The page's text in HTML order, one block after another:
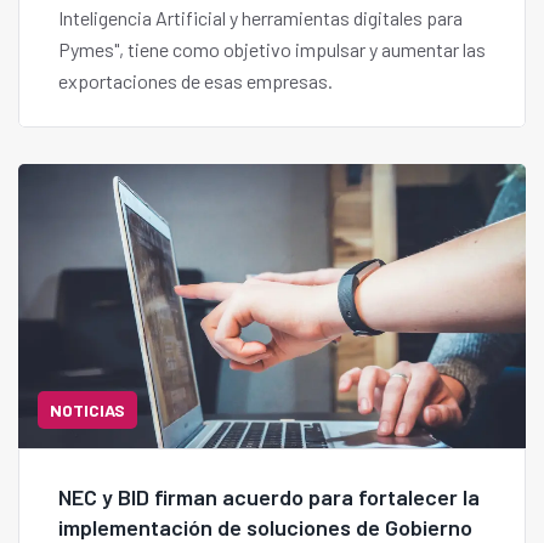
Inteligencia Artificial y herramientas digitales para
Pymes", tiene como objetivo impulsar y aumentar las
exportaciones de esas empresas.
NOTICIAS
NEC y BID firman acuerdo para fortalecer la
implementación de soluciones de Gobierno